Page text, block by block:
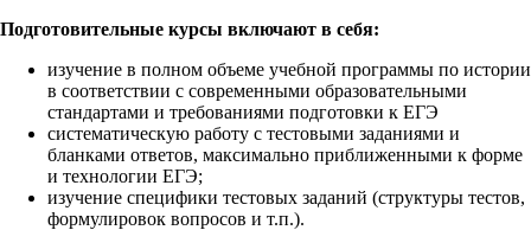
Подготовительные курсы включают в себя:
изучение в полном объеме учебной программы по истории
в соответствии с современными образовательными
стандартами и требованиями подготовки к ЕГЭ
систематическую работу с тестовыми заданиями и
бланками ответов, максимально приближенными к форме
и технологии ЕГЭ;
изучение специфики тестовых заданий (структуры тестов,
формулировок вопросов и т.п.).